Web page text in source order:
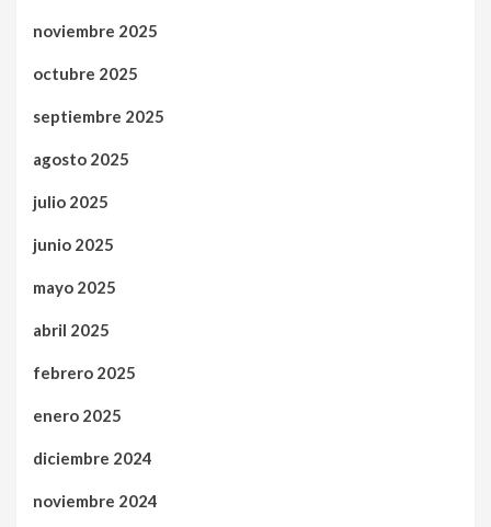
noviembre 2025
octubre 2025
septiembre 2025
agosto 2025
julio 2025
junio 2025
mayo 2025
abril 2025
febrero 2025
enero 2025
diciembre 2024
noviembre 2024